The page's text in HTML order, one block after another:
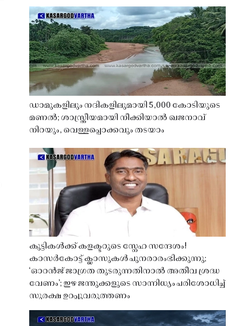
ഡാമുകളിലും നദികളിലുമായി 5,000 കോടിയുടെ
മണൽ; ശാസ്ത്രീയമായി നീക്കിയാൽ ഖജനാവ്
നിറയും, വെള്ളപ്പൊക്കവും തടയാം
കുട്ടികൾക്ക് കളക്ടറുടെ സ്നേഹ സന്ദേശം!
കാസർകോട്ട് ക്ലാസുകൾ പുനരാരംഭിക്കുന്നു;
‘ഓറൻജ് ജാഗ്രത തുടരുന്നതിനാൽ അതീവ ശ്രദ്ധ
വേണം’; ഇഴ ജന്തുക്കളുടെ സാന്നിധ്യം പരിശോധിച്ച്
സുരക്ഷ ഉറപ്പുവരുത്തണം